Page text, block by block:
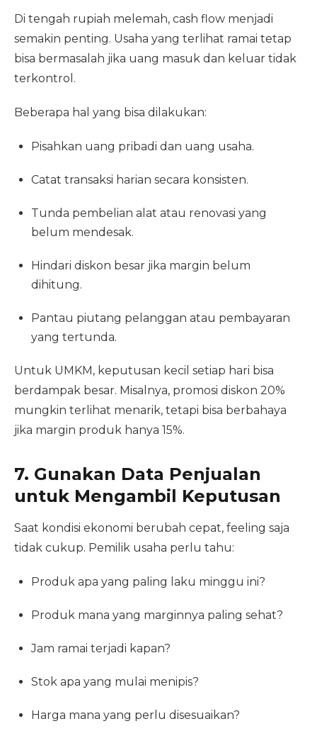
Di tengah rupiah melemah, cash flow menjadi
semakin penting. Usaha yang terlihat ramai tetap
bisa bermasalah jika uang masuk dan keluar tidak
terkontrol.
Beberapa hal yang bisa dilakukan:
Pisahkan uang pribadi dan uang usaha.
Catat transaksi harian secara konsisten.
Tunda pembelian alat atau renovasi yang
belum mendesak.
Hindari diskon besar jika margin belum
dihitung.
Pantau piutang pelanggan atau pembayaran
yang tertunda.
Untuk UMKM, keputusan kecil setiap hari bisa
berdampak besar. Misalnya, promosi diskon 20%
mungkin terlihat menarik, tetapi bisa berbahaya
jika margin produk hanya 15%.
7. Gunakan Data Penjualan
untuk Mengambil Keputusan
Saat kondisi ekonomi berubah cepat, feeling saja
tidak cukup. Pemilik usaha perlu tahu:
Produk apa yang paling laku minggu ini?
Produk mana yang marginnya paling sehat?
Jam ramai terjadi kapan?
Stok apa yang mulai menipis?
Harga mana yang perlu disesuaikan?